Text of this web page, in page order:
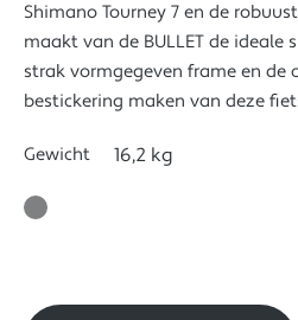
Shimano Tourney 7 en de
maakt van de BULLET de ideale
strak vormgegeven frame en de
bestickering maken van deze
Gewicht 16,2 kg